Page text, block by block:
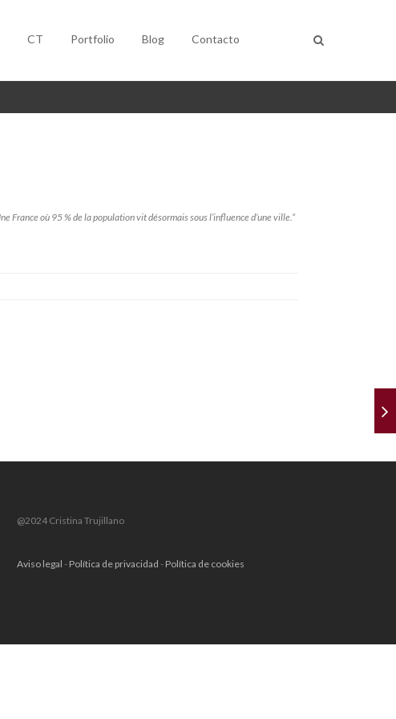
CT Portfolio Blog Contacto
France où 95 % de la population vit désormais sous l’influence d’une ville.”
@2024 Cristina Trujillano
Aviso legal - Política de privacidad - Política de cookies